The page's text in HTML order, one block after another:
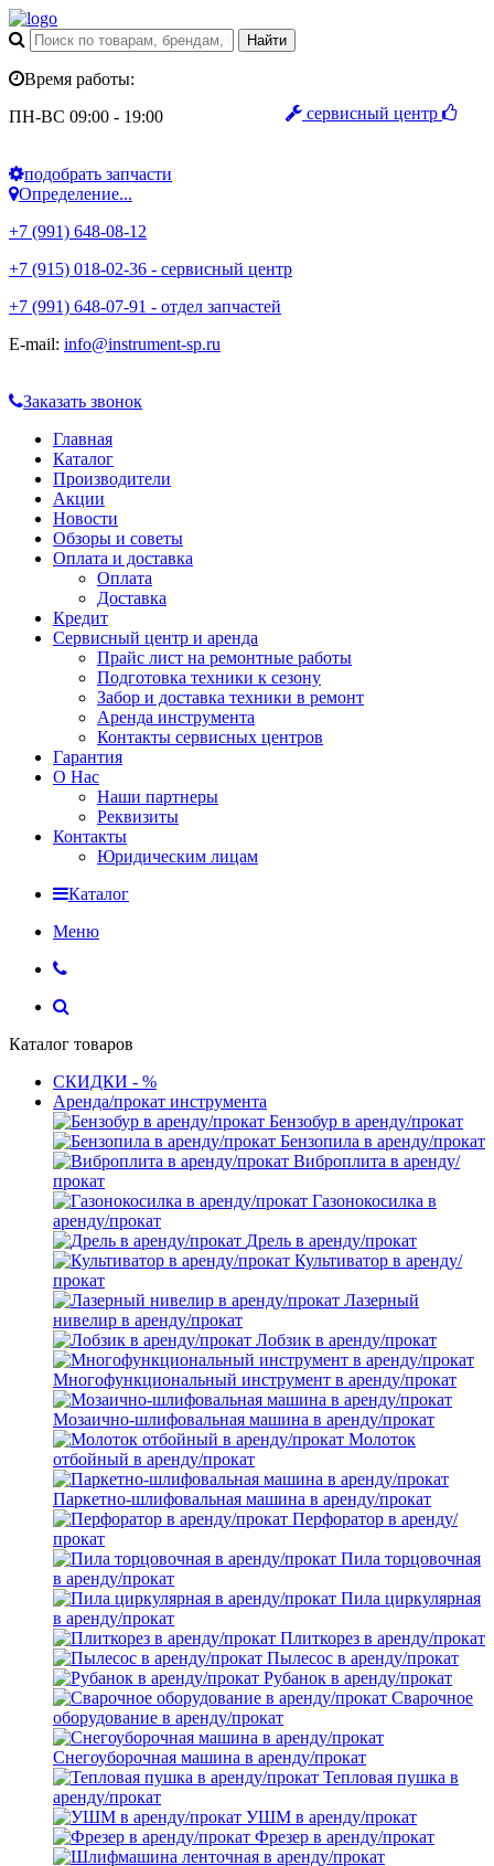
сервисный центр
Время работы:
ПН-ВС 09:00 - 19:00
подобрать запчасти
Определение...
+7 (991) 648-08-12
+7 (915) 018-02-36 - сервисный центр
+7 (991) 648-07-91 - отдел запчастей
E-mail: info@instrument-sp.ru
Заказать звонок
Главная
Каталог
Производители
Акции
Новости
Обзоры и советы
Оплата и доставка
Оплата
Доставка
Кредит
Сервисный центр и аренда
Прайс лист на ремонтные работы
Подготовка техники к сезону
Забор и доставка техники в ремонт
Аренда инструмента
Контакты сервисных центров
Гарантия
О Нас
Наши партнеры
Реквизиты
Контакты
Юридическим лицам
Каталог
Меню
Каталог товаров
СКИДКИ - %
Аренда/прокат инструмента
Бензобур в аренду/прокат
Бензопила в аренду/прокат
Виброплита в аренду/
прокат
Газонокосилка в
аренду/прокат
Дрель в аренду/прокат
Культиватор в аренду/
прокат
Лазерный
нивелир в аренду/прокат
Лобзик в аренду/прокат
Многофункциональный инструмент в аренду/прокат
Мозаично-шлифовальная машина в аренду/прокат
Молоток
отбойный в аренду/прокат
Паркетно-шлифовальная машина в аренду/прокат
Перфоратор в аренду/
прокат
Пила торцовочная
в аренду/прокат
Пила циркулярная
в аренду/прокат
Плиткорез в аренду/прокат
Пылесос в аренду/прокат
Рубанок в аренду/прокат
Сварочное
оборудование в аренду/прокат
Снегоуборочная машина в аренду/прокат
Тепловая пушка в
аренду/прокат
УШМ в аренду/прокат
Фрезер в аренду/прокат